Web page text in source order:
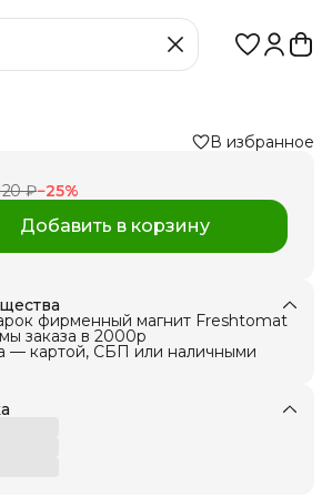
В избранное
₽−25%
Добавить в корзину
фирменный магнит Freshtomat
заказа в 2000р
— картой, СБП или наличными